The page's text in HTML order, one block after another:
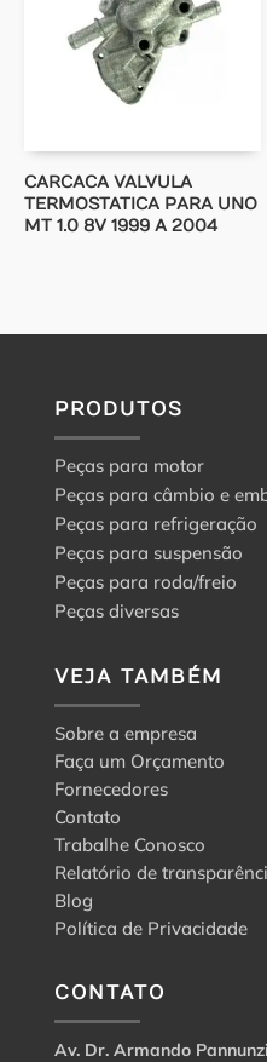
CARCACA VALVULA
TERMOSTATICA PARA UNO
MT 1.0 8V 1999 A 2004
PRODUTOS
Peças para motor
Peças para câmbio e
Peças para refrigeração
Peças para suspensão
Peças para roda/freio
Peças diversas
VEJA TAMBÉM
Sobre a empresa
Faça um Orçamento
Fornecedores
Contato
Trabalhe Conosco
Relatório de
Blog
Política de Privacidade
CONTATO
Av. Dr. Armando